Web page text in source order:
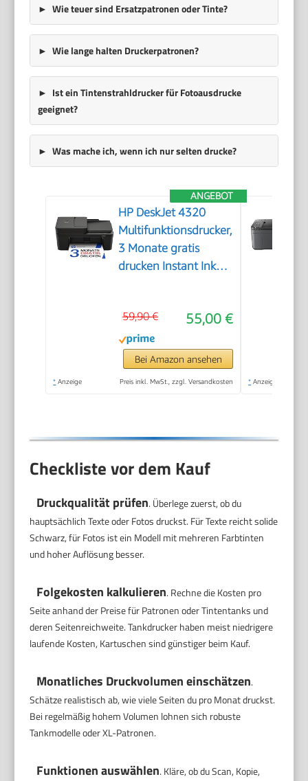
Wie teuer sind Ersatzpatronen oder Tinte?
Wie lange halten Druckerpatronen?
Ist ein Tintenstrahldrucker für Fotoausdrucke
geeignet?
Was mache ich, wenn ich nur selten drucke?
ANGEBOT
HP DeskJet 4320
Multifunktionsdrucker,
3 Monate gratis
drucken Instant Ink
WLAN, Automatischer
Vorlageneinzug,
Tinte: 308/308e
55,00 €
59,90 €
Bei Amazon ansehen
* Anzeige Preis inkl. MwSt., zzgl. Versandkosten * Anzeige
Checkliste vor dem Kauf
Druckqualität prüfen. Überlege zuerst, ob du
hauptsächlich Texte oder Fotos druckst. Für Texte reicht solide
Schwarz, für Fotos ist ein Modell mit mehreren Farbtinten
und hoher Auflösung besser.
Folgekosten kalkulieren. Rechne die Kosten pro
Seite anhand der Preise für Patronen oder Tintentanks und
deren Seitenreichweite. Tankdrucker haben meist niedrigere
laufende Kosten, Kartuschen sind günstiger beim Kauf.
Monatliches Druckvolumen einschätzen.
Schätze realistisch ab, wie viele Seiten du pro Monat druckst.
Bei regelmäßig hohem Volumen lohnen sich robuste
Tankmodelle oder XL-Patronen.
Funktionen auswählen. Kläre, ob du Scan, Kopie,